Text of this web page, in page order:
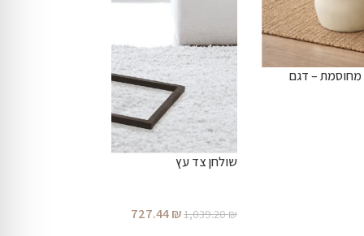
מחוסמת – דגם
שולחן צד עץ
1,039.20₪
727.44₪